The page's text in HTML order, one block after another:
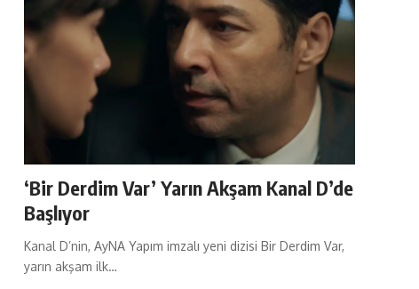
‘Bir Derdim Var’ Yarın Akşam Kanal D’de
Başlıyor
Kanal D’nin, AyNA Yapım imzalı yeni dizisi Bir Derdim Var,
yarın akşam ilk…